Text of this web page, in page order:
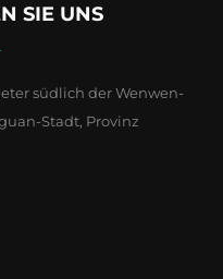
SIE UNS
südlich der Wenwen-
Stadt, Provinz